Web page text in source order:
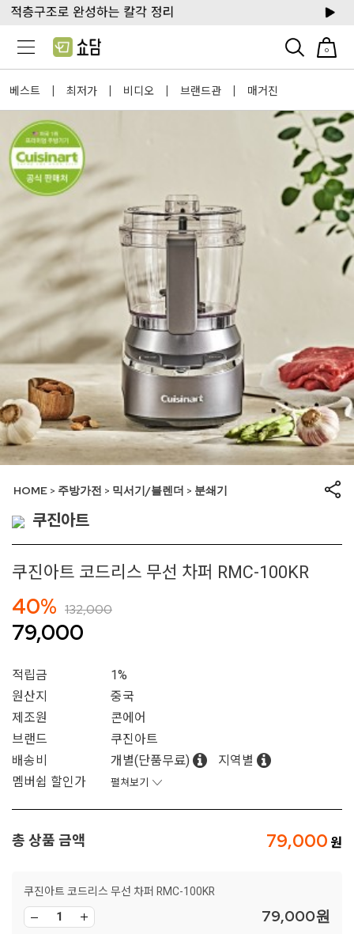
0
베스트 | 최저가 | 비디오 | 브랜드관 | 매거진
HOME > 주방가전 > 믹서기/블렌더 > 분쇄기
쿠진아트
쿠진아트 코드리스 무선 차퍼 RMC-100KR
40% 132,000
79,000
적립금
1%
원산지
중국
제조원
콘에어
브랜드
쿠진아트
배송비
개별(단품무료)
지역별
멤버쉽 할인가
펼쳐보기
총 상품 금액 79,000
쿠진아트 코드리스 무선 차퍼 RMC-100KR
79,000원